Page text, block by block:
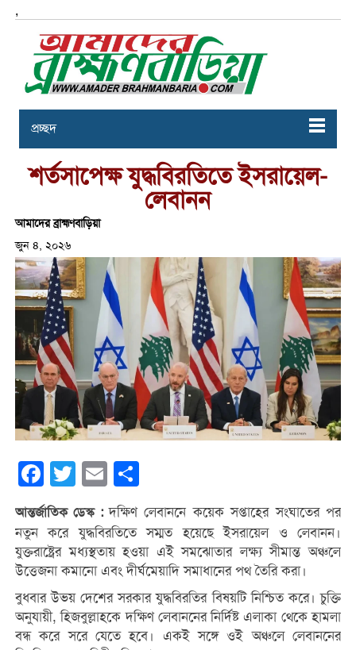
,
প্রচ্ছদ
শর্তসাপেক্ষ যুদ্ধবিরতিতে ইসরায়েল-
লেবানন
আমাদের ব্রাহ্মণবাড়িয়া
জুন ৪, ২০২৬
Facebook
Twitter Email
আন্তর্জাতিক ডেস্ক :দক্ষিণ লেবাননে কয়েক সপ্তাহের সংঘাতের পর
নতুন করে যুদ্ধবিরতিতে সম্মত হয়েছে ইসরায়েল ও লেবানন।
যুক্তরাষ্ট্রের মধ্যস্থতায় হওয়া এই সমঝোতার লক্ষ্য সীমান্ত অঞ্চলে
উত্তেজনা কমানো এবং দীর্ঘমেয়াদি সমাধানের পথ তৈরি করা।
বুধবার উভয় দেশের সরকার যুদ্ধবিরতির বিষয়টি নিশ্চিত করে। চুক্তি
অনুযায়ী, হিজবুল্লাহকে দক্ষিণ লেবাননের নির্দিষ্ট এলাকা থেকে হামলা
বন্ধ করে সরে যেতে হবে। একই সঙ্গে ওই অঞ্চলে লেবাননের